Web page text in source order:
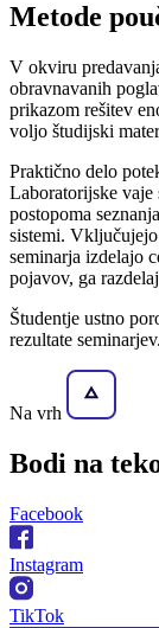
Metode
V okviru
obravnavanih
prikazom rešitev
voljo študijski
Praktično delo
Laboratorijske vaje
postopoma
sistemi.
seminarja izdelajo
pojavov, ga
Študentje ustno
rezultate seminarjev.
Na vrh
Bodi na
Facebook
Instagram
TikTok